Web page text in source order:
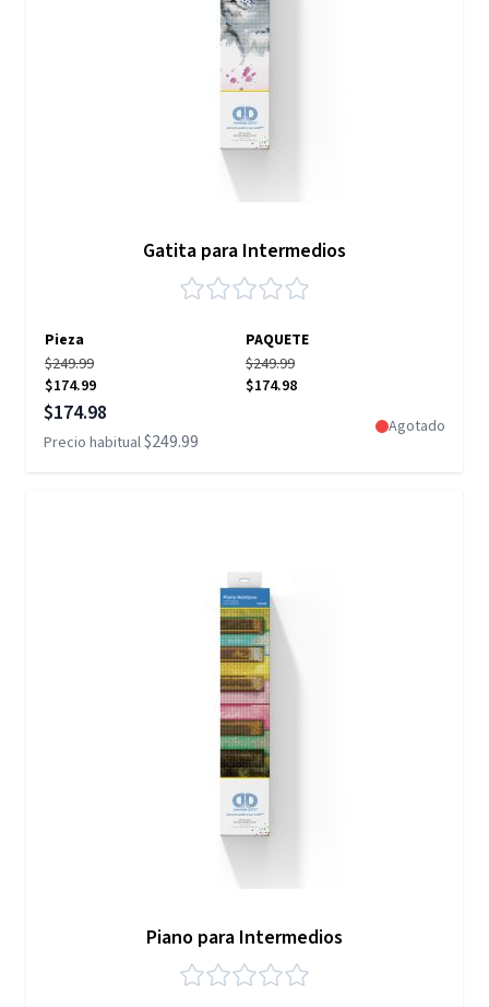
Gatita para Intermedios
Pieza
PAQUETE
$249.99
$174.99
$249.99
$174.98
Precio especial
$174.98
Precio habitual$249.99
Agotado
Piano para Intermedios